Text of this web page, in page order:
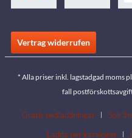
Vertrag widerrufen
* Alla priser inkl. lagstadgad moms
fall
Gratis nedladdningar Sök
Ladda ner kataloger